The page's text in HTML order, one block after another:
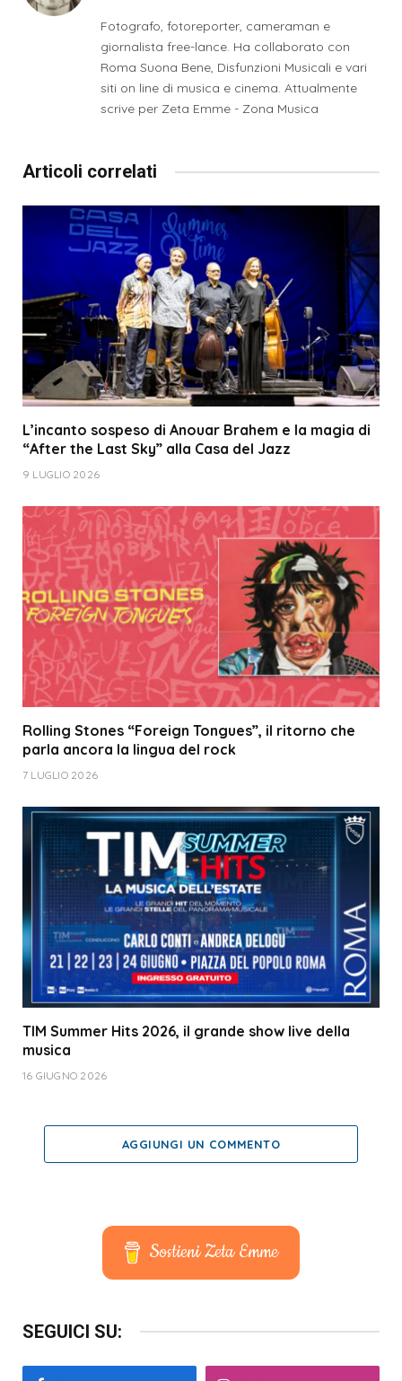
Fotografo, fotoreporter, cameraman e
giornalista free-lance. Ha collaborato con
Roma Suona Bene, Disfunzioni Musicali e vari
siti on line di musica e cinema. Attualmente
scrive per Zeta Emme - Zona Musica
Articoli correlati
L’incanto sospeso di Anouar Brahem e la magia di
“After the Last Sky” alla Casa del Jazz
9 LUGLIO 2026
Rolling Stones “Foreign Tongues”, il ritorno che
parla ancora la lingua del rock
7 LUGLIO 2026
TIM Summer Hits 2026, il grande show live della
musica
16 GIUGNO 2026
AGGIUNGI UN COMMENTO
Sostieni Zeta Emme
SEGUICI SU: